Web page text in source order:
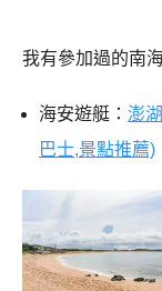
我有參加過的南
海安遊艇： 澎
巴士,景點推薦)